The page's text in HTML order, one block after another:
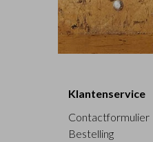
Klantenservice
Contactformulier
Bestelling